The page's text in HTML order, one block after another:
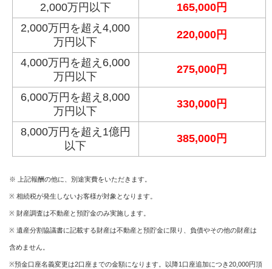
2,000万円以下
165,000円
2,000万円を超え4,000
万円以下
220,000円
4,000万円を超え6,000
万円以下
275,000円
6,000万円を超え8,000
万円以下
330,000円
8,000万円を超え1億円
以下
385,000円
※ 上記報酬の他に、別途実費をいただきます。
※ 相続税が発生しないお客様が対象となります。
※ 財産調査は不動産と預貯金のみ実施します。
※ 遺産分割協議書に記載する財産は不動産と預貯金に限り、負債やその他の財産は
含めません。
※預金口座名義変更は2口座までの金額になります。以降1口座追加につき20,000円頂